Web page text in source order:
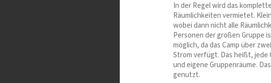
In der Regel wird das
Räumlichkeiten vermietet.
wobei dann nicht alle
Personen der großen Gruppe
möglich, da das Camp über
Strom verfügt. Das heißt, jede
und eigene Gruppenräume.
genutzt.